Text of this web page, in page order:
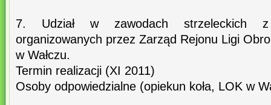
7. Udział w zawodach strzeleckich z
organizowanych przez Zarząd Rejonu Ligi
w Wałczu.
Termin realizacji (XI 2011)
Osoby odpowiedzialne (opiekun koła, LOK w